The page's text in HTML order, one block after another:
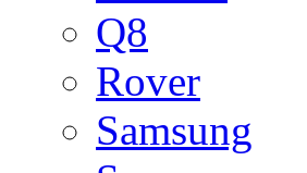
Q8
Rover
Samsung